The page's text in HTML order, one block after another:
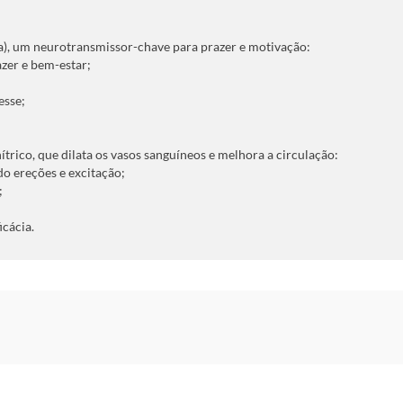
um neurotransmissor-chave para prazer e motivação:
e bem-estar;
que dilata os vasos sanguíneos e melhora a circulação:
ereções e excitação;